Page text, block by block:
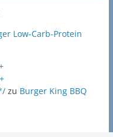
Low-Carb-Protein
zu Burger King BBQ